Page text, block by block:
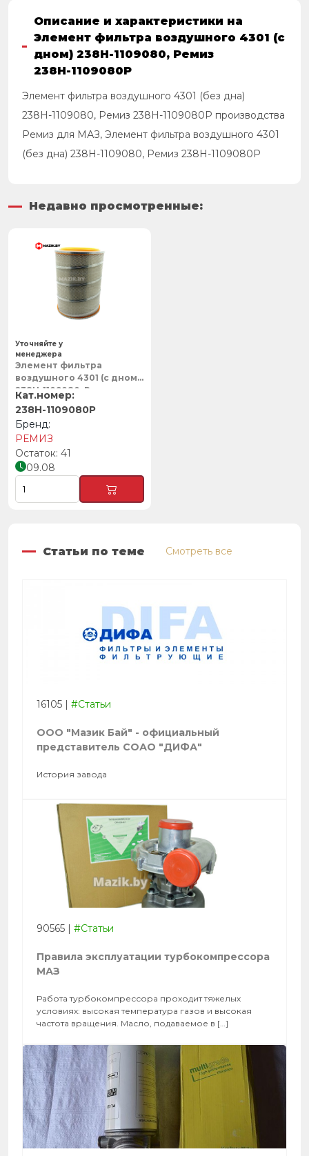
Описание и характеристики на
Элемент фильтра воздушного 4301 (с
дном) 238Н-1109080, Ремиз
238Н-1109080Р
Элемент фильтра воздушного 4301 (без дна)
238Н-1109080, Ремиз 238Н-1109080Р производства
Ремиз для МАЗ, Элемент фильтра воздушного 4301
(без дна) 238Н-1109080, Ремиз 238Н-1109080Р
Недавно просмотренные:
Элемент фильтра
воздушного 4301 (с дном)
238Н-1109080, Ремиз
238Н-1109080Р
РЕМИЗ
41
09.08
Уточняйте у
менеджера
Статьи по теме Смотреть все
16105 | #Статьи
ООО "Мазик Бай" - официальный
представитель СОАО "ДИФА"
История завода
90565 | #Статьи
Правила эксплуатации турбокомпрессора
МАЗ
Работа турбокомпрессора проходит тяжелых
условиях: высокая температура газов и высокая
частота вращения. Масло, подаваемое в […]